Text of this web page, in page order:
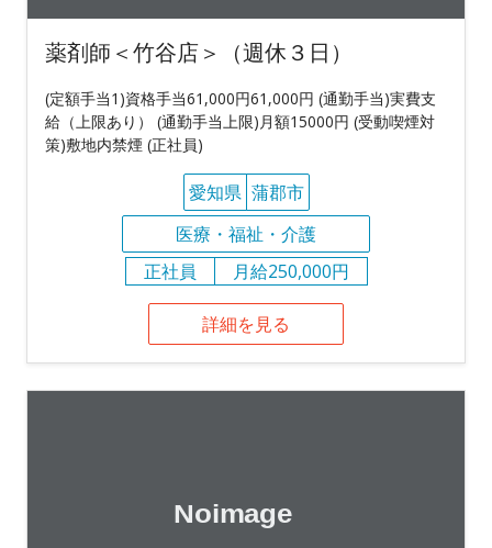
薬剤師＜竹谷店＞（週休３日）
(定額手当1)資格手当61,000円61,000円 (通勤手当)実費支
給（上限あり） (通勤手当上限)月額15000円 (受動喫煙対
策)敷地内禁煙 (正社員)
愛知県 蒲郡市
医療・福祉・介護
正社員
月給250,000円
詳細を見る